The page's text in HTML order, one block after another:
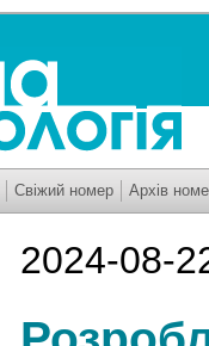
Свіжий номер Архів
2024-08-